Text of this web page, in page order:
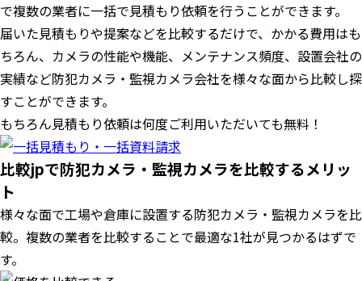
で複数の業者に一括で見積もり依頼を行うことができます。
届いた見積もりや提案などを比較するだけで、かかる費用はも
ちろん、カメラの性能や機能、メンテナンス頻度、設置会社の
実績など防犯カメラ・監視カメラ会社を様々な面から比較し探
すことができます。
もちろん見積もり依頼は何度ご利用いただいても無料！
比較jpで防犯カメラ・監視カメラを比較するメリッ
ト
様々な面で工場や倉庫に設置する防犯カメラ・監視カメラを比
較。複数の業者を比較することで最適な1社が見つかるはずで
す。